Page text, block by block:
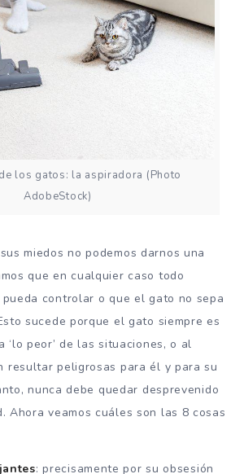
los gatos: la aspiradora (Photo
AdobeStock)
miedos no podemos darnos una
que en cualquier caso todo
controlar o que el gato no sepa
sucede porque el gato siempre es
‘lo peor’ de las situaciones, o al
resultar peligrosas para él y para su
nunca debe quedar desprevenido
Ahora veamos cuáles son las 8 cosas
: precisamente por su obsesión